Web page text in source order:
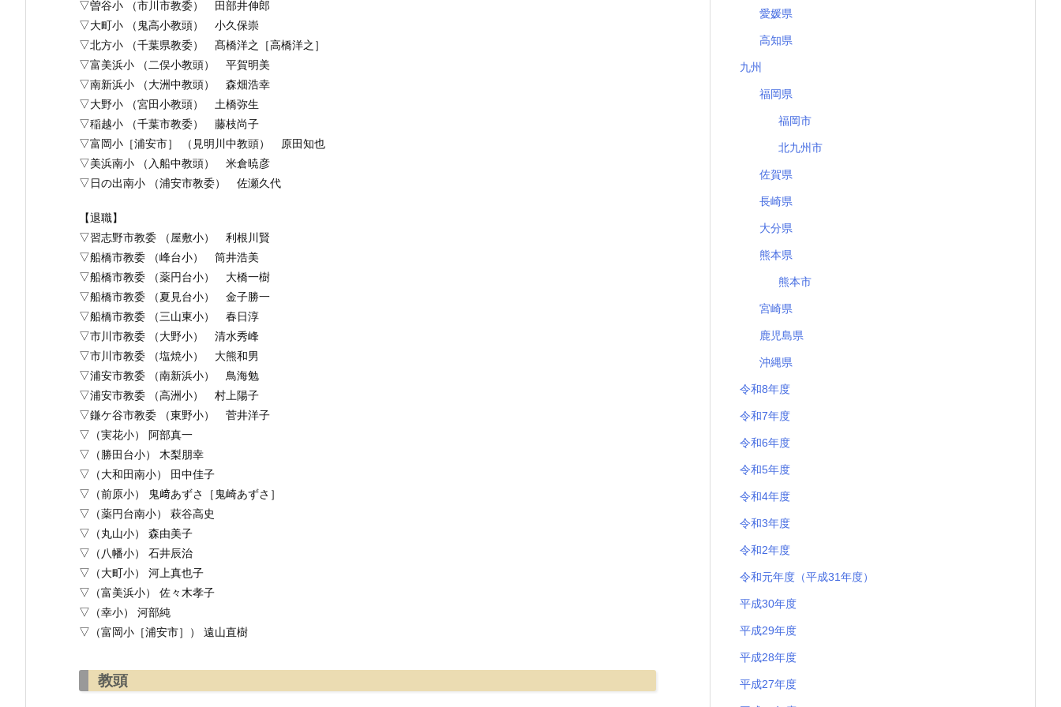
▽曽谷小 （市川市教委） 田部井伸郎
▽大町小 （鬼高小教頭） 小久保崇
▽北方小 （千葉県教委） 髙橋洋之［高橋洋之］
▽富美浜小 （二俣小教頭） 平賀明美
▽南新浜小 （大洲中教頭） 森畑浩幸
▽大野小 （宮田小教頭） 土橋弥生
▽稲越小 （千葉市教委） 藤枝尚子
▽富岡小［浦安市］ （見明川中教頭） 原田知也
▽美浜南小 （入船中教頭） 米倉暁彦
▽日の出南小 （浦安市教委） 佐瀬久代
【退職】
▽習志野市教委 （屋敷小） 利根川賢
▽船橋市教委 （峰台小） 筒井浩美
▽船橋市教委 （薬円台小） 大橋一樹
▽船橋市教委 （夏見台小） 金子勝一
▽船橋市教委 （三山東小） 春日淳
▽市川市教委 （大野小） 清水秀峰
▽市川市教委 （塩焼小） 大熊和男
▽浦安市教委 （南新浜小） 鳥海勉
▽浦安市教委 （高洲小） 村上陽子
▽鎌ケ谷市教委 （東野小） 菅井洋子
▽（実花小） 阿部真一
▽（勝田台小） 木梨朋幸
▽（大和田南小） 田中佳子
▽（前原小） 鬼﨑あずさ［鬼崎あずさ］
▽（薬円台南小） 萩谷高史
▽（丸山小） 森由美子
▽（八幡小） 石井辰治
▽（大町小） 河上真也子
▽（富美浜小） 佐々木孝子
▽（幸小） 河部純
▽（富岡小［浦安市］） 遠山直樹
教頭
愛媛県
高知県
九州
福岡県
福岡市
北九州市
佐賀県
長崎県
大分県
熊本県
熊本市
宮崎県
鹿児島県
沖縄県
令和8年度
令和7年度
令和6年度
令和5年度
令和4年度
令和3年度
令和2年度
令和元年度（平成31年度）
平成30年度
平成29年度
平成28年度
平成27年度